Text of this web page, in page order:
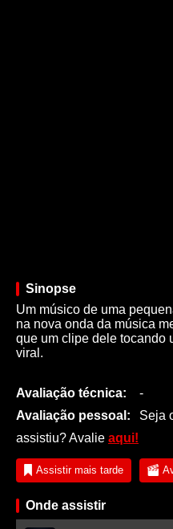
Sinopse
Um músico de uma
na nova onda da música
que um clipe dele tocando
viral.
Avaliação técnica:
-
Avaliação pessoal:
Seja
assistiu? Avalie aqui!
Assistir mais tarde
Onde assistir